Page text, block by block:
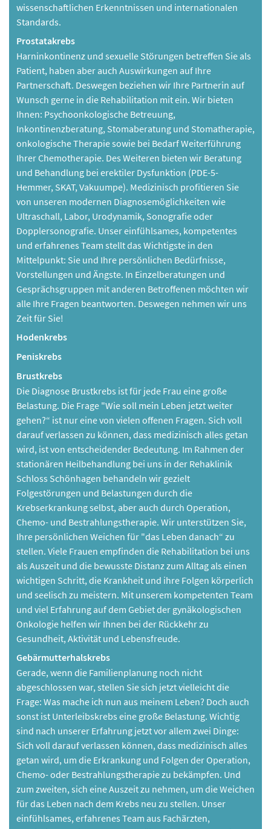
wissenschaftlichen Erkenntnissen und internationalen
Standards.
Prostatakrebs
Harninkontinenz und sexuelle Störungen betreffen Sie als
Patient, haben aber auch Auswirkungen auf Ihre
Partnerschaft. Deswegen beziehen wir Ihre Partnerin auf
Wunsch gerne in die Rehabilitation mit ein. Wir bieten
Ihnen: Psychoonkologische Betreuung,
Inkontinenzberatung, Stomaberatung und Stomatherapie,
onkologische Therapie sowie bei Bedarf Weiterführung
Ihrer Chemotherapie. Des Weiteren bieten wir Beratung
und Behandlung bei erektiler Dysfunktion (PDE-5-
Hemmer, SKAT, Vakuumpe). Medizinisch profitieren Sie
von unseren modernen Diagnosemöglichkeiten wie
Ultraschall, Labor, Urodynamik, Sonografie oder
Dopplersonografie. Unser einfühlsames, kompetentes
und erfahrenes Team stellt das Wichtigste in den
Mittelpunkt: Sie und Ihre persönlichen Bedürfnisse,
Vorstellungen und Ängste. In Einzelberatungen und
Gesprächsgruppen mit anderen Betroffenen möchten wir
alle Ihre Fragen beantworten. Deswegen nehmen wir uns
Zeit für Sie!
Hodenkrebs
Peniskrebs
Brustkrebs
Die Diagnose Brustkrebs ist für jede Frau eine große
Belastung. Die Frage "Wie soll mein Leben jetzt weiter
gehen?“ ist nur eine von vielen offenen Fragen. Sich voll
darauf verlassen zu können, dass medizinisch alles getan
wird, ist von entscheidender Bedeutung. Im Rahmen der
stationären Heilbehandlung bei uns in der Rehaklinik
Schloss Schönhagen behandeln wir gezielt
Folgestörungen und Belastungen durch die
Krebserkrankung selbst, aber auch durch Operation,
Chemo- und Bestrahlungstherapie. Wir unterstützen Sie,
Ihre persönlichen Weichen für "das Leben danach“ zu
stellen. Viele Frauen empfinden die Rehabilitation bei uns
als Auszeit und die bewusste Distanz zum Alltag als einen
wichtigen Schritt, die Krankheit und ihre Folgen körperlich
und seelisch zu meistern. Mit unserem kompetenten Team
und viel Erfahrung auf dem Gebiet der gynäkologischen
Onkologie helfen wir Ihnen bei der Rückkehr zu
Gesundheit, Aktivität und Lebensfreude.
Gebärmutterhalskrebs
Gerade, wenn die Familienplanung noch nicht
abgeschlossen war, stellen Sie sich jetzt vielleicht die
Frage: Was mache ich nun aus meinem Leben? Doch auch
sonst ist Unterleibskrebs eine große Belastung. Wichtig
sind nach unserer Erfahrung jetzt vor allem zwei Dinge:
Sich voll darauf verlassen können, dass medizinisch alles
getan wird, um die Erkrankung und Folgen der Operation,
Chemo- oder Bestrahlungstherapie zu bekämpfen. Und
zum zweiten, sich eine Auszeit zu nehmen, um die Weichen
für das Leben nach dem Krebs neu zu stellen. Unser
einfühlsames, erfahrenes Team aus Fachärzten,